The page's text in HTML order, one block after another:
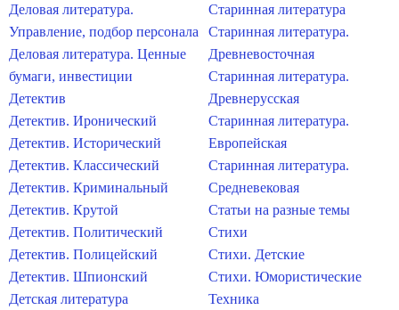
Деловая литература.
Управление, подбор персонала
Деловая литература. Ценные
бумаги, инвестиции
Детектив
Детектив. Иронический
Детектив. Исторический
Детектив. Классический
Детектив. Криминальный
Детектив. Крутой
Детектив. Политический
Детектив. Полицейский
Детектив. Шпионский
Детская литература
Старинная литература
Старинная литература.
Древневосточная
Старинная литература.
Древнерусская
Старинная литература.
Европейская
Старинная литература.
Средневековая
Статьи на разные темы
Стихи
Стихи. Детские
Стихи. Юмористические
Техника